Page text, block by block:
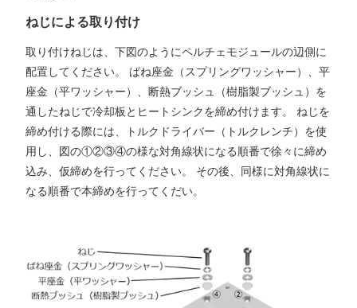
ねじによる取り付け
取り付けねじは、下図のようにペルチェモジュールの辺側に
配置してください。 ばね座金（スプリングワッシャー）、平
座金（平ワッシャー）、断熱ブッシュ（樹脂製ブッシュ）を
通したねじで冷却板とヒートシンクを締め付けます。 ねじを
締め付ける際には、トルクドライバー（トルクレンチ）を使
用し、図の①②③④の様な対角線状になる順番で徐々に締め
込み、仮締めを行ってください。 その後、同様に対角線状に
なる順番で本締めを行ってくだい。